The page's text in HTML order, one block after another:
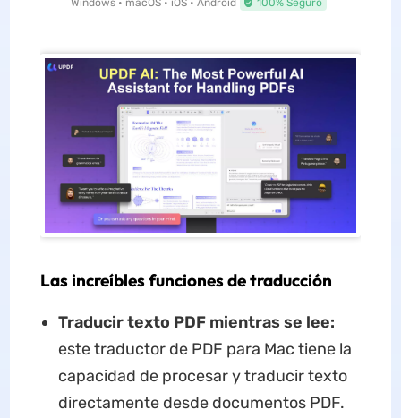
Windows • macOS • iOS • Android 100% Seguro
Las increíbles funciones de traducción
Traducir texto PDF mientras se lee:
este traductor de PDF para Mac tiene la
capacidad de procesar y traducir texto
directamente desde documentos PDF.